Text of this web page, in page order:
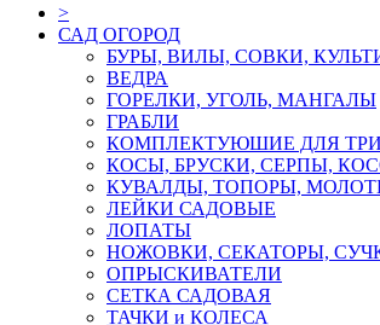
>
САД ОГОРОД
БУРЫ, ВИЛЫ, СОВКИ,
ВЕДРА
ГОРЕЛКИ, УГОЛЬ, МАНГАЛЫ
ГРАБЛИ
КОМПЛЕКТУЮШИЕ ДЛЯ
КОСЫ, БРУСКИ, СЕРПЫ,
КУВАЛДЫ, ТОПОРЫ,
ЛЕЙКИ САДОВЫЕ
ЛОПАТЫ
НОЖОВКИ, СЕКАТОРЫ,
ОПРЫСКИВАТЕЛИ
СЕТКА САДОВАЯ
ТАЧКИ и КОЛЕСА